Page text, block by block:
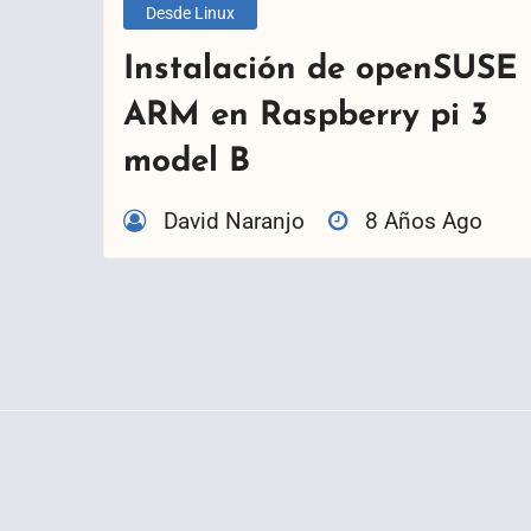
Desde Linux
Instalación de openSUSE
ARM en Raspberry pi 3
model B
David Naranjo 8 Años Ago